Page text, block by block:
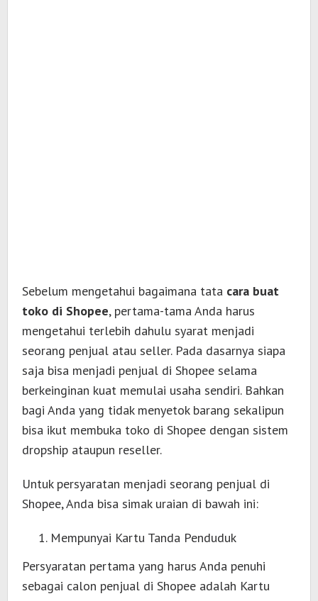
Sebelum mengetahui bagaimana tata cara buat
toko di Shopee, pertama-tama Anda harus
mengetahui terlebih dahulu syarat menjadi
seorang penjual atau seller. Pada dasarnya siapa
saja bisa menjadi penjual di Shopee selama
berkeinginan kuat memulai usaha sendiri. Bahkan
bagi Anda yang tidak menyetok barang sekalipun
bisa ikut membuka toko di Shopee dengan sistem
dropship ataupun reseller.
Untuk persyaratan menjadi seorang penjual di
Shopee, Anda bisa simak uraian di bawah ini:
Mempunyai Kartu Tanda Penduduk
Persyaratan pertama yang harus Anda penuhi
sebagai calon penjual di Shopee adalah Kartu